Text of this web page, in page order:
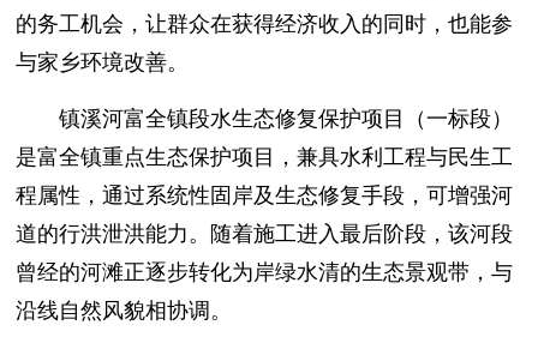
的务工机会，让群众在获得经济收入的同时，也能参
与家乡环境改善。
镇溪河富全镇段水生态修复保护项目（一标段）
是富全镇重点生态保护项目，兼具水利工程与民生工
程属性，通过系统性固岸及生态修复手段，可增强河
道的行洪泄洪能力。随着施工进入最后阶段，该河段
曾经的河滩正逐步转化为岸绿水清的生态景观带，与
沿线自然风貌相协调。